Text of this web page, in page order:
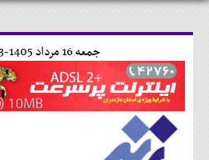
جمعه 16 مرداد 1405-6:53-